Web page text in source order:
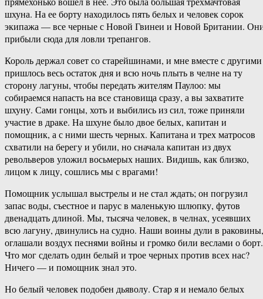
шхуна. На ее борту находилось пять белых и человек сорок
экипажа — все черные с Новой Гвинеи и Новой Британии.
прибыли сюда для ловли трепангов.
Король держал совет со старейшинами, и мне вместе с другими
пришлось весь остаток дня и всю ночь плыть в челне на ту
сторону лагуны, чтобы передать жителям Паулоо: мы
собираемся напасть на все становища сразу, а вы захватите
шхуну. Сами гонцы, хоть и выбились из сил, тоже приняли
участие в драке. На шхуне было двое белых, капитан и
помощник, а с ними шесть черных. Капитана и трех матросов
схватили на берегу и убили, но сначала капитан из двух
револьверов уложил восьмерых наших. Видишь, как близко,
лицом к лицу, сошлись мы с врагами!
Помощник услышал выстрелы и не стал ждать; он погрузил
запас воды, съестное и парус в маленькую шлюпку, футов
двенадцать длиной. Мы, тысяча человек, в челнах, усеявших
всю лагуну, двинулись на судно. Наши воины дули в раковины,
оглашали воздух песнями войны и громко били веслами о борт.
Что мог сделать один белый и трое черных против всех нас?
Ничего — и помощник знал это.
Но белый человек подобен дьяволу. Стар я и немало белых